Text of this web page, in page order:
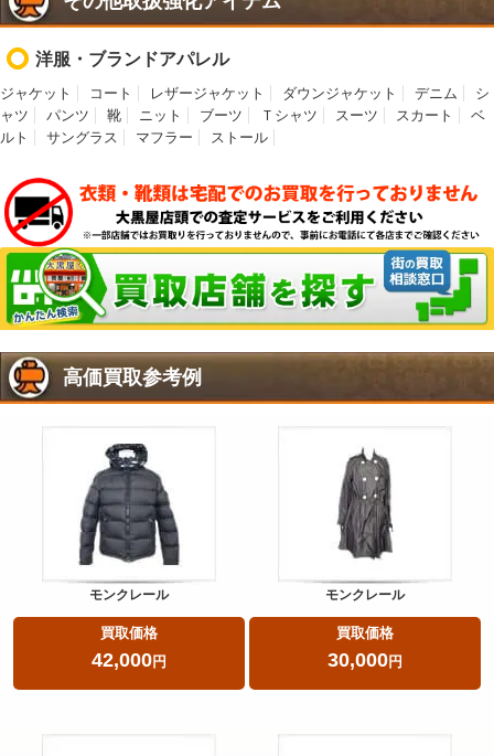
洋服・ブランドアパレル
ジャケット コート レザージャケット ダウンジャケット デニム
シ
ャツ
パンツ 靴 ニット ブーツ Ｔシャツ スーツ スカート
ベ
ルト
サングラス マフラー ストール
高価買取参考例
モンクレール
買取価格
42,000円
モンクレール
買取価格
30,000円